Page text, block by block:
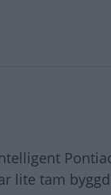
lite tam